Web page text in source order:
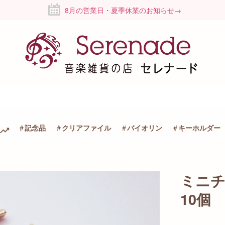
8月の営業日・夏季休業のお知らせ→
記念品 クリアファイル バイオリン キーホルダー
ミニ
10個